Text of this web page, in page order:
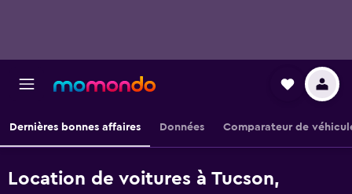
Dernières bonnes affaires Données Comparateur de
Location de voitures à Tucson,